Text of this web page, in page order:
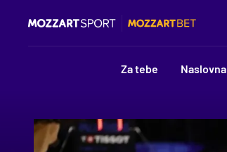
Za tebe Naslovna